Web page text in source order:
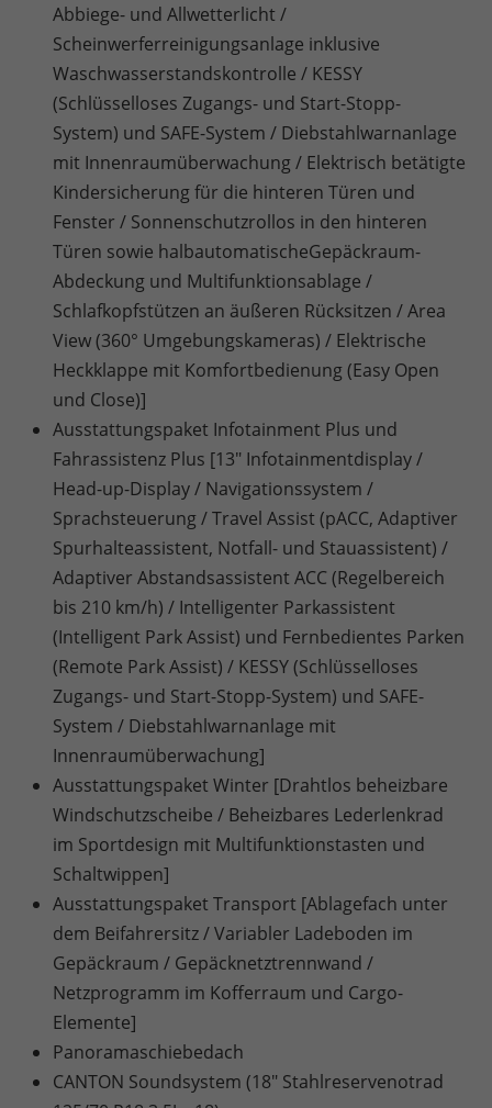
Abbiege- und Allwetterlicht /
Scheinwerferreinigungsanlage inklusive
Waschwasserstandskontrolle / KESSY
(Schlüsselloses Zugangs- und Start-Stopp-
System) und SAFE-System / Diebstahlwarnanlage
mit Innenraumüberwachung / Elektrisch betätigte
Kindersicherung für die hinteren Türen und
Fenster / Sonnenschutzrollos in den hinteren
Türen sowie halbautomatischeGepäckraum-
Abdeckung und Multifunktionsablage /
Schlafkopfstützen an äußeren Rücksitzen / Area
View (360° Umgebungskameras) / Elektrische
Heckklappe mit Komfortbedienung (Easy Open
und Close)]
Ausstattungspaket Infotainment Plus und
Fahrassistenz Plus [13" Infotainmentdisplay /
Head-up-Display / Navigationssystem /
Sprachsteuerung / Travel Assist (pACC, Adaptiver
Spurhalteassistent, Notfall- und Stauassistent) /
Adaptiver Abstandsassistent ACC (Regelbereich
bis 210 km/h) / Intelligenter Parkassistent
(Intelligent Park Assist) und Fernbedientes Parken
(Remote Park Assist) / KESSY (Schlüsselloses
Zugangs- und Start-Stopp-System) und SAFE-
System / Diebstahlwarnanlage mit
Innenraumüberwachung]
Ausstattungspaket Winter [Drahtlos beheizbare
Windschutzscheibe / Beheizbares Lederlenkrad
im Sportdesign mit Multifunktionstasten und
Schaltwippen]
Ausstattungspaket Transport [Ablagefach unter
dem Beifahrersitz / Variabler Ladeboden im
Gepäckraum / Gepäcknetztrennwand /
Netzprogramm im Kofferraum und Cargo-
Elemente]
Panoramaschiebedach
CANTON Soundsystem (18" Stahlreservenotrad